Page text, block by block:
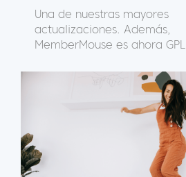
Una de nuestras mayores
actualizaciones. Además,
MemberMouse es ahora GPL